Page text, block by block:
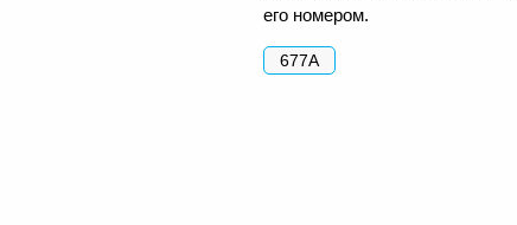
его номером.
677А